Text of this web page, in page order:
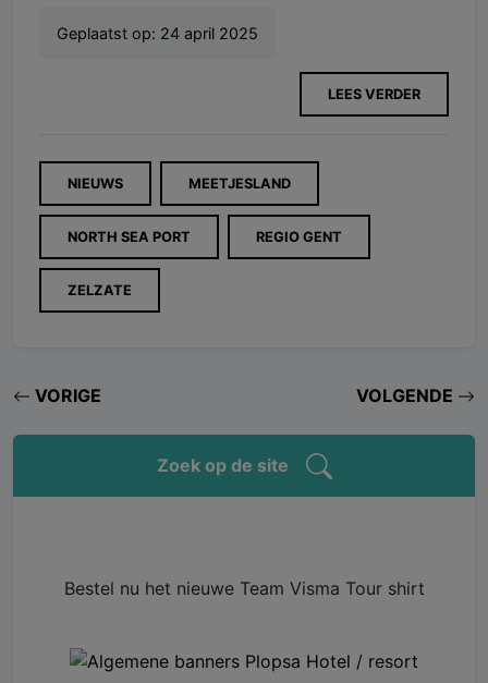
Geplaatst op: 24 april 2025
LEES VERDER
NIEUWS MEETJESLAND
NORTH SEA PORT REGIO GENT
ZELZATE
VORIGE VOLGENDE
Zoek op de site
Bestel nu het nieuwe Team Visma Tour shirt